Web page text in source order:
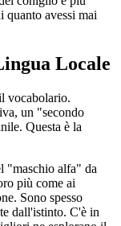
quanto avessi mai
Locale
vocabolario.
un "secondo
Questa è la
"maschio alfa" da
più come ai
Sono spesso
dall'istinto. C'è in